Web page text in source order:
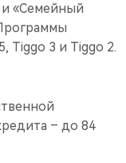
«Семейный
Tiggo 3 и Tiggo 2.
– до 84